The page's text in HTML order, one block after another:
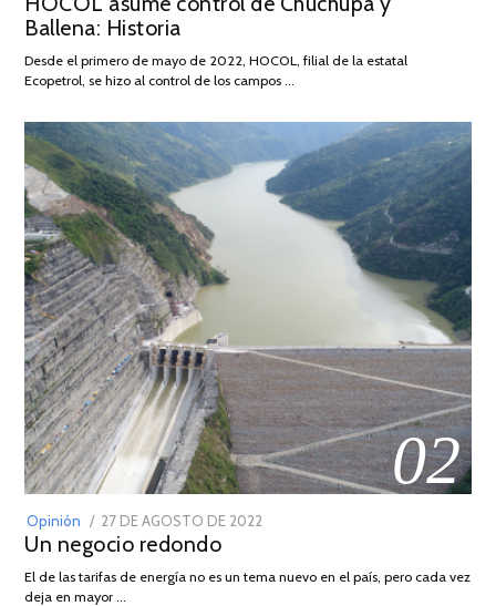
2026
Ballena: Historia
Desde el primero de mayo de 2022, HOCOL, filial de la estatal
Ecopetrol, se hizo al control de los campos …
02
Opinión
POSTED
ON
27 DE AGOSTO DE 2022
DE
Un negocio redondo
El de las tarifas de energía no es un tema nuevo en el país, pero cada vez
deja en mayor …